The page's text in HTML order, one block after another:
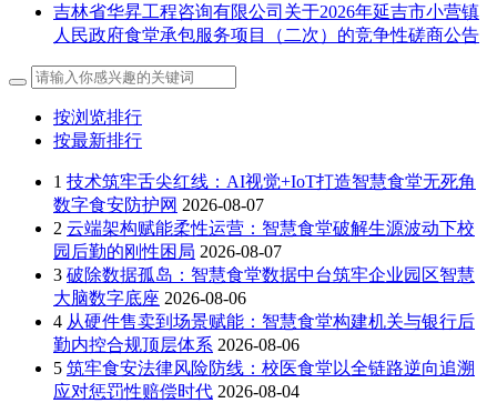
吉林省华昇工程咨询有限公司关于2026年延吉市小营镇
人民政府食堂承包服务项目（二次）的竞争性磋商公告
按浏览排行
按最新排行
1 技术筑牢舌尖红线：AI视觉+IoT打造智慧食堂无死角
数字食安防护网 2026-08-07
2 云端架构赋能柔性运营：智慧食堂破解生源波动下校
园后勤的刚性困局 2026-08-07
3 破除数据孤岛：智慧食堂数据中台筑牢企业园区智慧
大脑数字底座 2026-08-06
4 从硬件售卖到场景赋能：智慧食堂构建机关与银行后
勤内控合规顶层体系 2026-08-06
5 筑牢食安法律风险防线：校医食堂以全链路逆向追溯
应对惩罚性赔偿时代 2026-08-04